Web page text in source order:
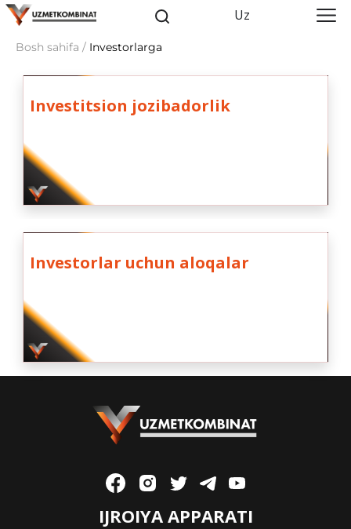
Uz
Bosh sahifa / Investorlarga
Investitsion jozibadorlik
Investorlar uchun aloqalar
IJROIYA APPARATI